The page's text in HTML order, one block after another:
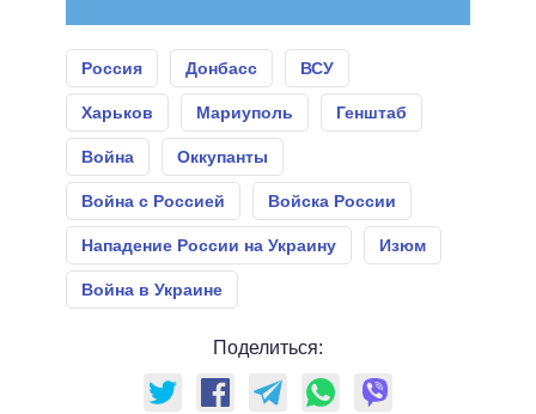
Россия Донбасс ВСУ
Харьков Мариуполь Генштаб
Война Оккупанты
Война с Россией Войска России
Нападение России на Украину Изюм
Война в Украине
Поделиться: